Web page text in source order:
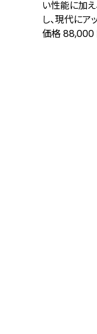
い性能に加え
し、現代に
価格 88,000